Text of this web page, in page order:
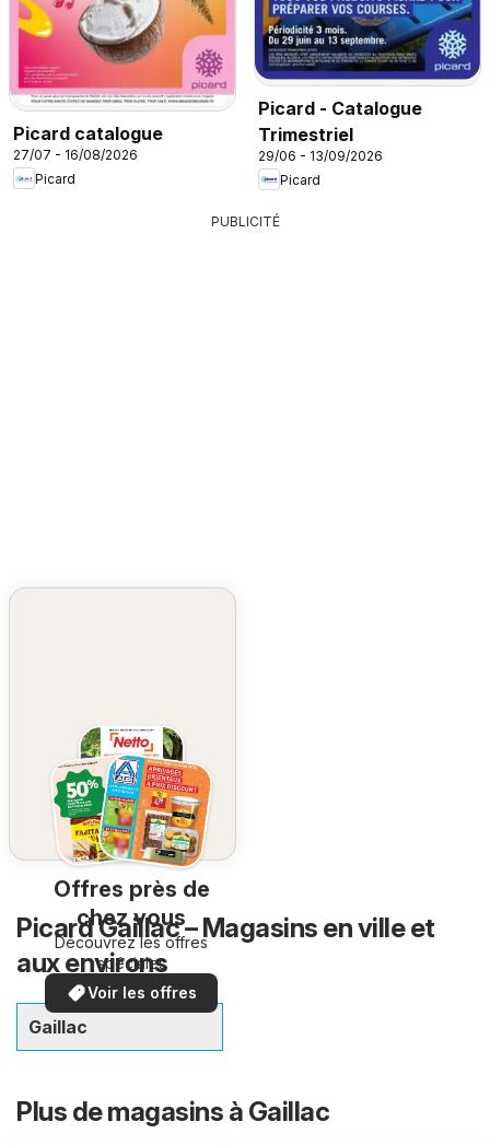
Picard catalogue
27/07 - 16/08/2026
Picard
Picard - Catalogue
Trimestriel
29/06 - 13/09/2026
Picard
PUBLICITÉ
Offres près de
chez vous
Découvrez les offres
spéciales
Voir les offres
Picard Gaillac – Magasins en ville et
aux environs
Gaillac
Plus de magasins à Gaillac